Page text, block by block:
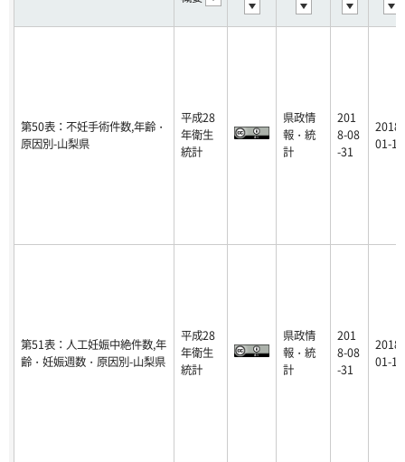
第50表：不妊手術件数,年齢・
原因別-山梨県
平成28
年衛生
統計
県政情
報・統
計
201
8-08
-31
2018-
01-16
第51表：人工妊娠中絶件数,年
齢・妊娠週数・原因別-山梨県
平成28
年衛生
統計
県政情
報・統
計
201
8-08
-31
2018-
01-16